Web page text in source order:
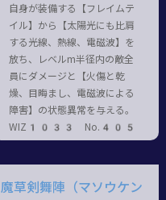
自身が装備する【フレイムテ
イル】から【太陽光にも比肩
する光線、熱線、電磁波】を
放ち、レベルm半径内の敵全
員にダメージと【火傷と乾
燥、目晦まし、電磁波による
障害】の状態異常を与える。
WIZ1033 No.405
魔草剣舞陣（マソウケン